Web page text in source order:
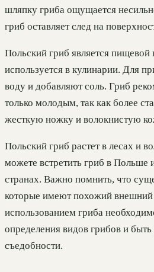
шляпку гриба ощущается
гриб оставляет след на
Польский гриб является пищевой
используется в кулинарии. Для
воду и добавляют соль. Гриб
только молодым, так как более
жесткую ножку и волокнистую
Польский гриб растет в лесах и
можете встретить гриб в Польше
странах. Важно помнить, что
которые имеют похожий
использованием гриба
определения видов грибов и
съедобности.